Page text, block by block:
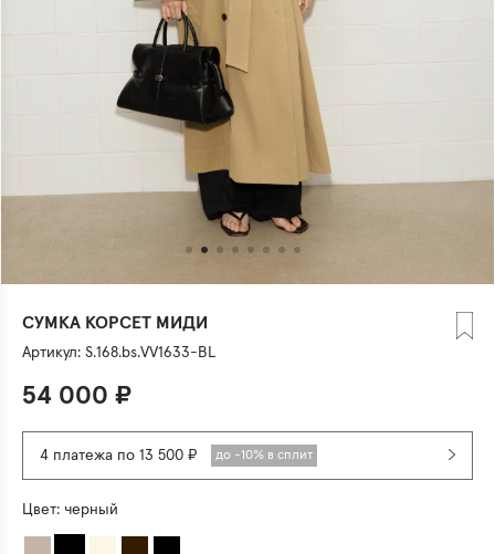
СУМКА КОРСЕТ МИДИ
Артикул: S.168.bs.VV1633-BL
54 000 ₽
4 платежа по 13 500 ₽ до -10% в сплит
Цвет: черный